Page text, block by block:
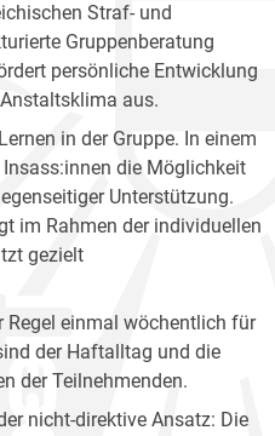
Straf- und
Gruppenberatung
persönliche Entwicklung
aus.
in der Gruppe. In einem
die Möglichkeit
Unterstützung.
im Rahmen der individuellen
gezielt
Regel einmal wöchentlich für
der Haftalltag und die
der Teilnehmenden.
nicht-direktive Ansatz: Die